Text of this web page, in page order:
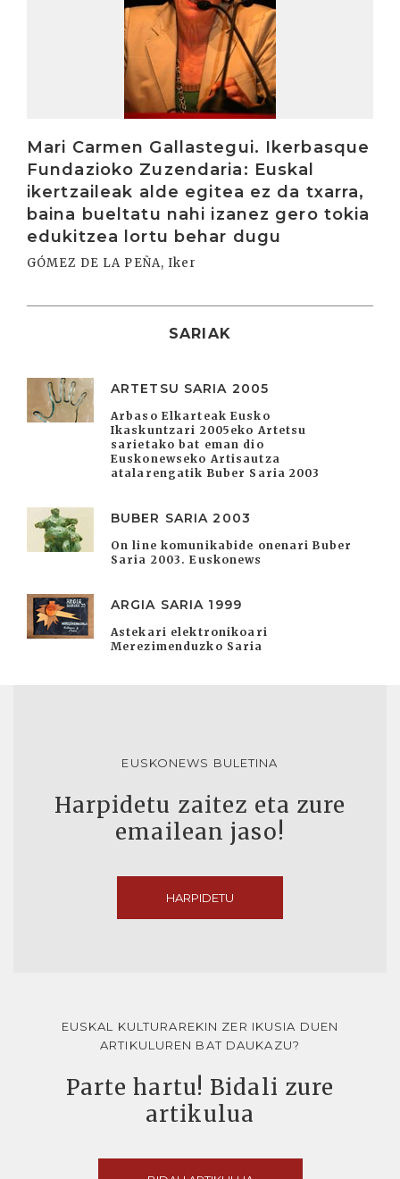
Mari Carmen Gallastegui. Ikerbasque
Fundazioko Zuzendaria: Euskal
ikertzaileak alde egitea ez da txarra,
baina bueltatu nahi izanez gero tokia
edukitzea lortu behar dugu
GÓMEZ DE LA PEÑA, Iker
SARIAK
ARTETSU SARIA 2005
Arbaso Elkarteak Eusko
Ikaskuntzari 2005eko Artetsu
sarietako bat eman dio
Euskonewseko Artisautza
atalarengatik Buber Saria 2003
BUBER SARIA 2003
On line komunikabide onenari Buber
Saria 2003. Euskonews
ARGIA SARIA 1999
Astekari elektronikoari
Merezimenduzko Saria
EUSKONEWS BULETINA
Harpidetu zaitez eta zure
emailean jaso!
HARPIDETU
EUSKAL KULTURAREKIN ZER IKUSIA DUEN
ARTIKULUREN BAT DAUKAZU?
Parte hartu! Bidali zure
artikulua